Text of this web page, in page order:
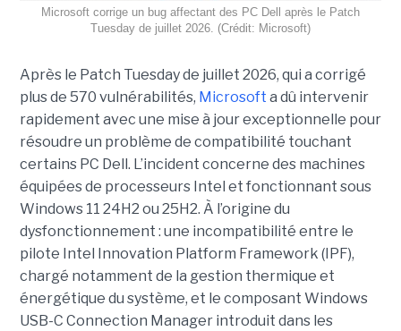
Microsoft corrige un bug affectant des PC Dell après le Patch
Tuesday de juillet 2026. (Crédit: Microsoft)
Après le Patch Tuesday de juillet 2026, qui a corrigé
plus de 570 vulnérabilités, Microsoft a dû intervenir
rapidement avec une mise à jour exceptionnell e pour
résoudre un problème de compatibilité touchant
certains PC Dell. L’incident concerne des machines
équipées de processeurs Intel et fonctionnant sous
Windows 11 24H2 ou 25H2. À l’origine du
dysfonctionnement : une incompatibilité entre le
pilote Intel Innovation Platform Framework (IPF),
chargé notamment de la gestion thermique et
énergétique du système, et le composant Windows
USB-C Connection Manager introduit dans les